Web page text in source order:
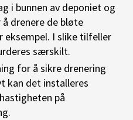
i bunnen av deponiet og
drenere de bløte
eksempel. I slike tilfeller
særskilt.
for å sikre drenering
kan det installeres
på